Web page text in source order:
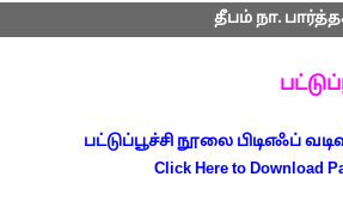
தீபம் நா.
பட்டுப்பூச்சி நூலை பிடிஎஃப்
Click Here to Download